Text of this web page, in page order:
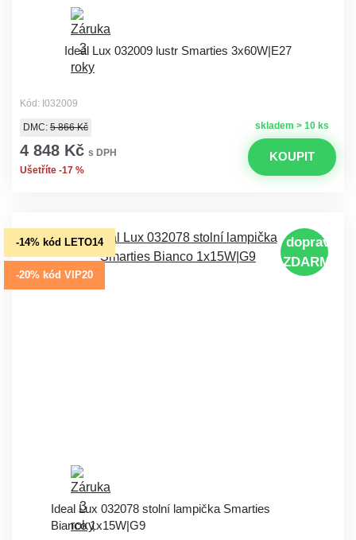
Ideal Lux 032009 lustr Smarties 3x60W|E27
Kód: I032009
skladem > 10 ks
DMC: 5 866 Kč
4 848 Kč s DPH
Ušetříte -17 %
KOUPIT
-14% kód LETO14
-20% kód VIP20
doprava
ZDARMA
Ideal Lux 032078 stolní lampička Smarties
Bianco 1x15W|G9